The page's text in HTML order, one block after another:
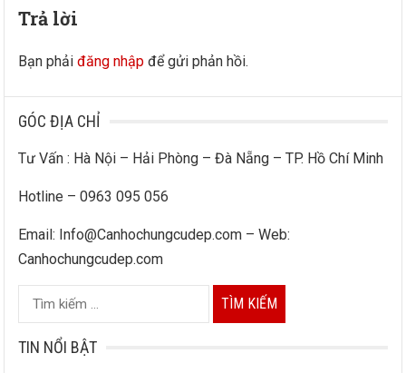
Trả lời
Bạn phảiđăng nhập để gửi phản hồi.
GÓC ĐỊA CHỈ
Tư Vấn : Hà Nội – Hải Phòng – Đà Nẵng – TP. Hồ Chí Minh
Hotline – 0963 095 056
Email: Info@Canhochungcudep.com – Web:
Canhochungcudep.com
ì
m
TIN NỔI BẬT